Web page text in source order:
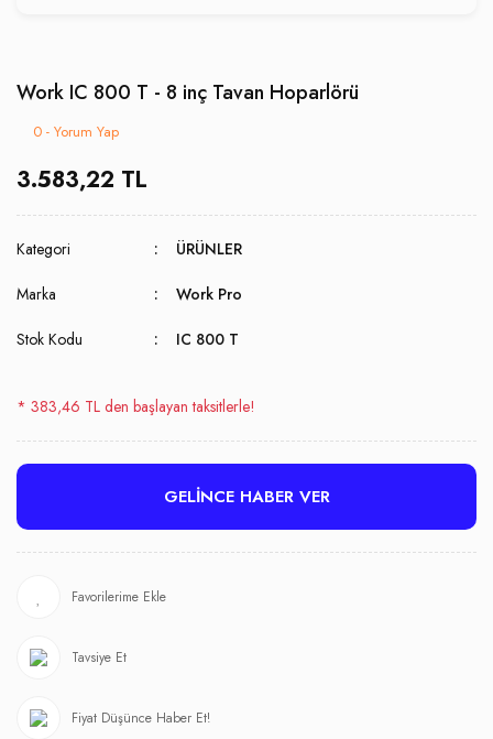
Work IC 800 T - 8 inç Tavan Hoparlörü
0 - Yorum Yap
3.583,22 TL
Kategori ÜRÜNLER
Marka Work Pro
Stok Kodu IC 800 T
* 383,46 TL den başlayan taksitlerle!
GELİNCE HABER VER
Tavsiye Et
Fiyat Düşünce Haber Et!